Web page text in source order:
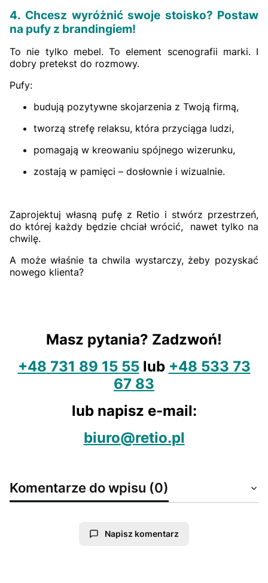
4. Chcesz wyróżnić swoje stoisko? Postaw
na pufy z brandingiem!
To nie tylko mebel. To element scenografii marki. I
dobry pretekst do rozmowy.
Pufy:
budują pozytywne skojarzenia z Twoją firmą,
tworzą strefę relaksu, która przyciąga ludzi,
pomagają w kreowaniu spójnego wizerunku,
zostają w pamięci – dosłownie i wizualnie.
Zaprojektuj własną pufę z Retio i stwórz przestrzeń,
do której każdy będzie chciał wrócić, nawet tylko na
chwilę.
A może właśnie ta chwila wystarczy, żeby pozyskać
nowego klienta?
Masz pytania? Zadzwoń!
+48 731 89 15 55 lub +48 533 73
67 83
lub napisz e-mail:
biuro@retio.pl
Komentarze do wpisu (0)
Napisz komentarz